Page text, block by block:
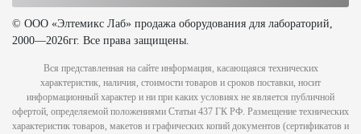
© ООО «Элтемикс Лаб» продажа оборудования для лабораторий,
2000—2026гг. Все права защищены.
Вся представленная на сайте информация, касающаяся технических
характеристик, наличия, стоимости товаров и сроков поставки, носит
информационный характер и ни при каких условиях не является публичной
офертой, определяемой положениями Статьи 437 ГК РФ. Размещение технических
характеристик товаров, макетов и графических копий документов (сертификатов и